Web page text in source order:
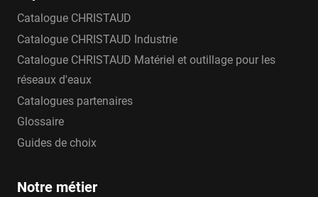
Catalogue CHRISTAUD
Catalogue CHRISTAUD Industrie
Catalogue CHRISTAUD Matériel et outillage pour les
réseaux d'eaux
Catalogues partenaires
Glossaire
Guides de choix
Notre métier